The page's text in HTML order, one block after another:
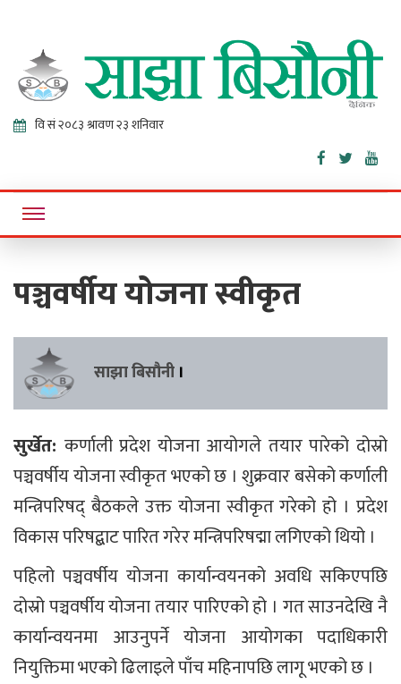
Sajha
Bisaunee
Online News Portal
पञ्चवर्षीय योजना स्वीकृत
साझा बिसौनी ।
सुर्खेत: कर्णाली प्रदेश योजना आयोगले तयार पारेको दोस्रो
पञ्चवर्षीय योजना स्वीकृत भएको छ । शुक्रवार बसेको कर्णाली
मन्त्रिपरिषद् बैठकले उक्त योजना स्वीकृत गरेको हो । प्रदेश
विकास परिषद्बाट पारित गरेर मन्त्रिपरिषद्मा लगिएको थियो ।
पहिलो पञ्चवर्षीय योजना कार्यान्वयनको अवधि सकिएपछि
दोस्रो पञ्चवर्षीय योजना तयार पारिएको हो । गत साउनदेखि नै
कार्यान्वयनमा आउनुपर्ने योजना आयोगका पदाधिकारी
नियुक्तिमा भएको ढिलाइले पाँच महिनापछि लागू भएको छ ।